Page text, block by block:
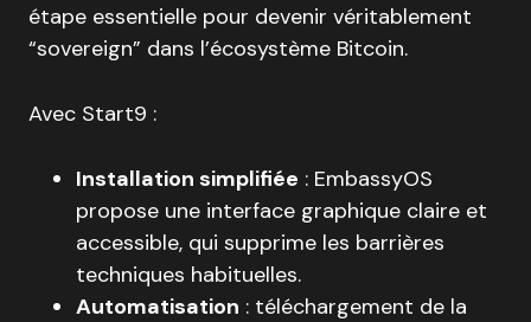
étape essentielle pour devenir véritablement
“sovereign” dans l’écosystème Bitcoin.
Avec Start9 :
Installation simplifiée : EmbassyOS
propose une interface graphique claire et
accessible, qui supprime les barrières
techniques habituelles.
Automatisation : téléchargement de la